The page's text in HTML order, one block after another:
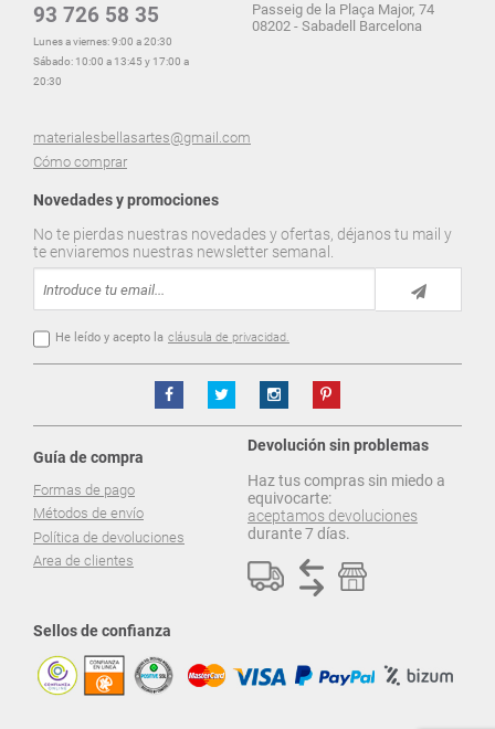
93 726 58 35
Lunes a viernes: 9:00 a 20:30
Sábado: 10:00 a 13:45 y 17:00 a
20:30
materialesbellasartes@gmail.com
Cómo comprar
Passeig de la Plaça Major, 74
08202 - Sabadell Barcelona
Novedades y promociones
No te pierdas nuestras novedades y ofertas, déjanos tu mail y
te enviaremos nuestras newsletter semanal.
He leído y acepto la cláusula de privacidad.
Guía de compra
Formas de pago
Métodos de envío
Política de devoluciones
Area de clientes
Devolución sin problemas
Haz tus compras sin miedo a
equivocarte:
aceptamos devoluciones
durante 7 días.
Sellos de confianza